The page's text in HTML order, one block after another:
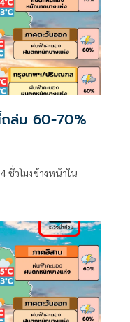
ล่ม 60-70%
ชั่วโมงข้างหน้าใน